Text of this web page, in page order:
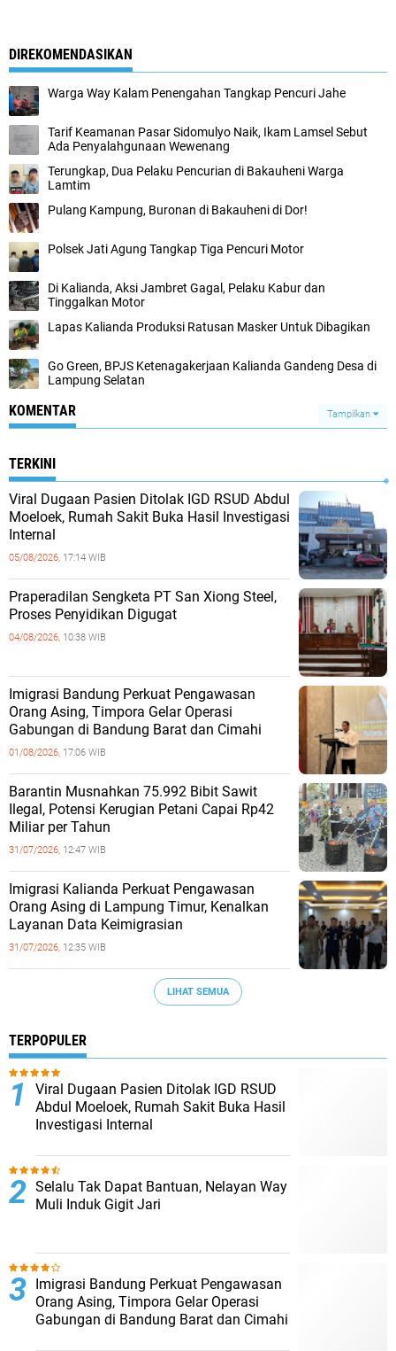
DIREKOMENDASIKAN
Warga Way Kalam Penengahan Tangkap Pencuri Jahe
Tarif Keamanan Pasar Sidomulyo Naik, Ikam Lamsel Sebut
Ada Penyalahgunaan Wewenang
Terungkap, Dua Pelaku Pencurian di Bakauheni Warga
Lamtim
Pulang Kampung, Buronan di Bakauheni di Dor!
Polsek Jati Agung Tangkap Tiga Pencuri Motor
Di Kalianda, Aksi Jambret Gagal, Pelaku Kabur dan
Tinggalkan Motor
Lapas Kalianda Produksi Ratusan Masker Untuk Dibagikan
Go Green, BPJS Ketenagakerjaan Kalianda Gandeng Desa di
Lampung Selatan
KOMENTAR Tampilkan
TERKINI
Viral Dugaan Pasien Ditolak IGD RSUD Abdul
Moeloek, Rumah Sakit Buka Hasil Investigasi
Internal
05/08/2026, 17:14 WIB
Praperadilan Sengketa PT San Xiong Steel,
Proses Penyidikan Digugat
04/08/2026, 10:38 WIB
Imigrasi Bandung Perkuat Pengawasan
Orang Asing, Timpora Gelar Operasi
Gabungan di Bandung Barat dan Cimahi
01/08/2026, 17:06 WIB
Barantin Musnahkan 75.992 Bibit Sawit
Ilegal, Potensi Kerugian Petani Capai Rp42
Miliar per Tahun
31/07/2026, 12:47 WIB
Imigrasi Kalianda Perkuat Pengawasan
Orang Asing di Lampung Timur, Kenalkan
Layanan Data Keimigrasian
31/07/2026, 12:35 WIB
LIHAT SEMUA
TERPOPULER
Viral Dugaan Pasien Ditolak IGD RSUD
Abdul Moeloek, Rumah Sakit Buka Hasil
Investigasi Internal
Selalu Tak Dapat Bantuan, Nelayan Way
Muli Induk Gigit Jari
Imigrasi Bandung Perkuat Pengawasan
Orang Asing, Timpora Gelar Operasi
Gabungan di Bandung Barat dan Cimahi